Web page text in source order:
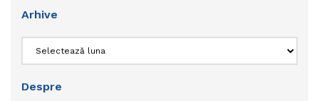
Arhive
Despre